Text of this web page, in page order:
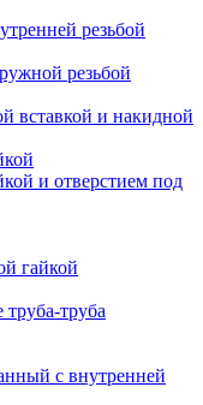
резьбой
резьбой
вставкой и накидной
и отверстием под
гайкой
труба-труба
с внутренней